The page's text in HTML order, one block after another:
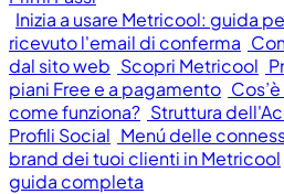
Inizia a usare Metricool: guida
ricevuto l'email di conferma
dal sito web Scopri Metricool
piani Free e a pagamento
come funziona? Struttura
Profili Social Menú delle
brand dei tuoi clienti in Metricool
guida completa